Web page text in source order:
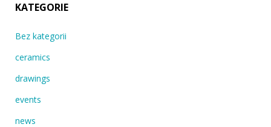
KATEGORIE
Bez kategorii
ceramics
drawings
events
news